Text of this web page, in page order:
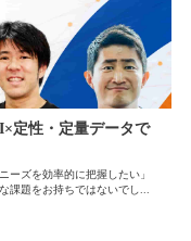
定性・定量データで
ーズを効率的に把握したい」
課題をお持ちではないでし...